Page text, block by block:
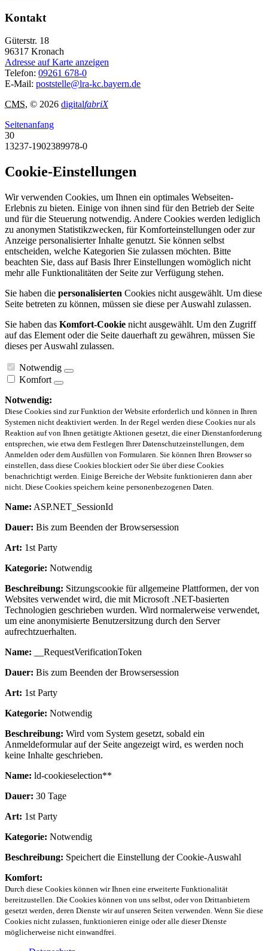
Kontakt
Güterstr. 18
96317 Kronach
Adresse auf Karte anzeigen
Telefon: 09261 678-0
E-Mail: poststelle@lra-kc.bayern.de
CMS, © 2026 digitalfabriX
Seitenanfang
30
13237-1902389978-0
Cookie-Einstellungen
Wir verwenden Cookies, um Ihnen ein optimales Webseiten-
Erlebnis zu bieten. Einige von ihnen sind für den Betrieb der Seite
und für die Steuerung notwendig. Andere Cookies werden lediglich
zu anonymen Statistikzwecken, für Komforteinstellungen oder zur
Anzeige personalisierter Inhalte genutzt. Sie können selbst
entscheiden, welche Kategorien Sie zulassen möchten. Bitte
beachten Sie, dass auf Basis Ihrer Einstellungen womöglich nicht
mehr alle Funktionalitäten der Seite zur Verfügung stehen.
Sie haben die personalisierten Cookies nicht ausgewählt. Um diese
Seite betreten zu können, müssen sie diese per Auswahl zulassen.
Sie haben das Komfort-Cookie nicht ausgewählt. Um den Zugriff
auf das Element oder die Seite dauerhaft zu gewähren, müssen Sie
dieses per Auswahl zulassen.
Notwendig
Komfort
Notwendig:
Diese Cookies sind zur Funktion der Website erforderlich und können in Ihren
Systemen nicht deaktiviert werden. In der Regel werden diese Cookies nur als
Reaktion auf von Ihnen getätigte Aktionen gesetzt, die einer Dienstanforderung
entsprechen, wie etwa dem Festlegen Ihrer Datenschutzeinstellungen, dem
Anmelden oder dem Ausfüllen von Formularen. Sie können Ihren Browser so
einstellen, dass diese Cookies blockiert oder Sie über diese Cookies
benachrichtigt werden. Einige Bereiche der Website funktionieren dann aber
nicht. Diese Cookies speichern keine personenbezogenen Daten.
Name: ASP.NET_SessionId
Dauer: Bis zum Beenden der Browsersession
Art: 1st Party
Kategorie: Notwendig
Beschreibung: Sitzungscookie für allgemeine Plattformen, der von
Websites verwendet wird, die mit Microsoft .NET-basierten
Technologien geschrieben wurden. Wird normalerweise verwendet,
um eine anonymisierte Benutzersitzung durch den Server
aufrechtzuerhalten.
Name: __RequestVerificationToken
Dauer: Bis zum Beenden der Browsersession
Art: 1st Party
Kategorie: Notwendig
Beschreibung: Wird vom System gesetzt, sobald ein
Anmeldeformular auf der Seite angezeigt wird, es werden noch
keine Inhalte geschrieben.
Name: ld-cookieselection**
Dauer: 30 Tage
Art: 1st Party
Kategorie: Notwendig
Beschreibung: Speichert die Einstellung der Cookie-Auswahl
Komfort:
Durch diese Cookies können wir Ihnen eine erweiterte Funktionalität
bereitzustellen. Die Cookies können von uns selbst, oder von Drittanbietern
gesetzt werden, deren Dienste wir auf unseren Seiten verwenden. Wenn Sie diese
Cookies nicht zulassen, funktionieren einige oder alle dieser Dienste
möglicherweise nicht einwandfrei.